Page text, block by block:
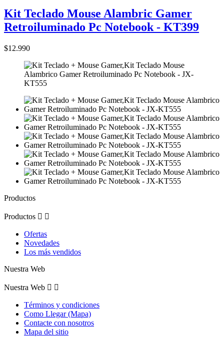
Kit Teclado Mouse Alambric Gamer
Retroiluminado Pc Notebook - KT399
$12.990
Productos
Productos  
Ofertas
Novedades
Los más vendidos
Nuestra Web
Nuestra Web  
Términos y condiciones
Como Llegar (Mapa)
Contacte con nosotros
Mapa del sitio